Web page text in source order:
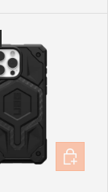
หยิบใส่ตะ